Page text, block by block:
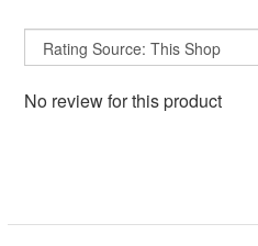
No review for this product